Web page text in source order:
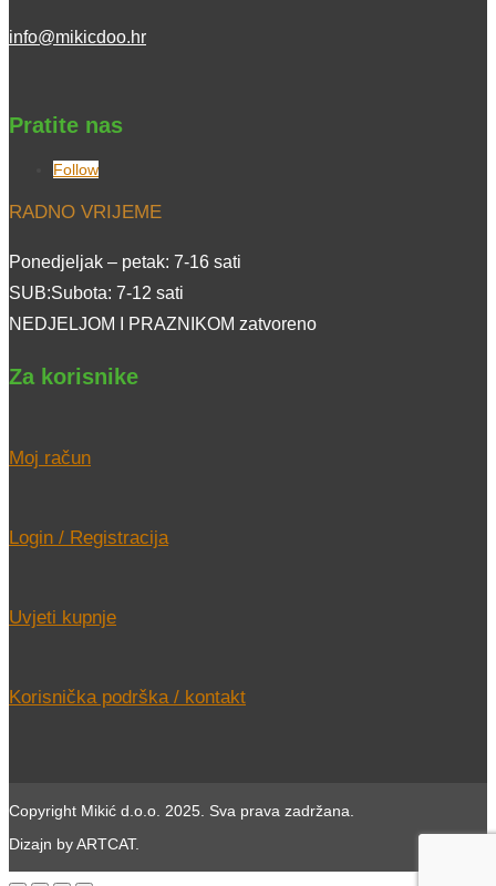
info@mikicdoo.hr
Pratite nas
Follow
RADNO VRIJEME
Ponedjeljak – petak: 7-16 sati
SUB:Subota: 7-12 sati
NEDJELJOM I PRAZNIKOM zatvoreno
Za korisnike
Moj račun
Login / Registracija
Uvjeti kupnje
Korisnička podrška / kontakt
Copyright Mikić d.o.o. 2025. Sva prava zadržana.
Dizajn by ARTCAT.